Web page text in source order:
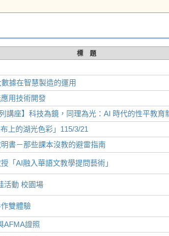
標 題
數據在智慧製造的運用
應用技術開發
講座】科技為鏡，同理為光：AI 時代的性平教育
上的湖光色彩」115/3/21
書－那些課本沒教的避雷指南
「AI融入華語文教學提問藝術」
活動 校園場
雙體驗
AFMA證照